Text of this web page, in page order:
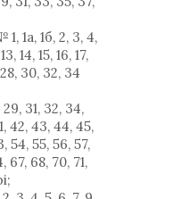
1а, 1б, 2, 3, 4,
14, 15, 16, 17,
30, 32, 34
31, 32, 34,
42, 43, 44, 45,
54, 55, 56, 57,
67, 68, 70, 71,